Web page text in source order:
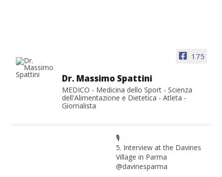
175
Dr. Massimo Spattini
MEDICO - Medicina dello Sport - Scienza
dell'Alimentazione e Dietetica - Atleta -
Giornalista
🎙️
5. Interview at the Davines
Village in Parma
@davinesparma